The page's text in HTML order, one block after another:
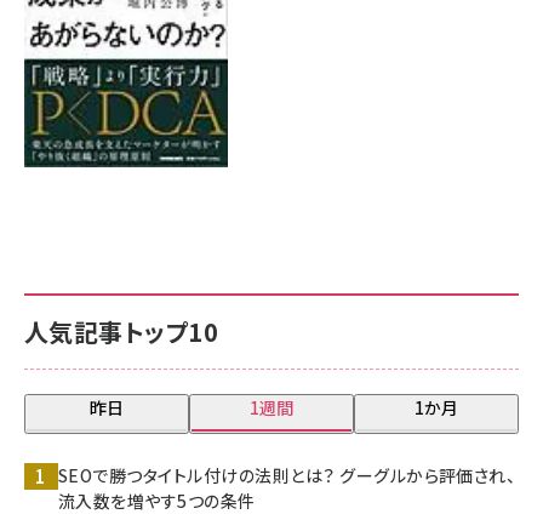
人気記事トップ10
昨日 1週間 1か月
SEOで勝つタイトル付けの法則とは？ グーグルから評価され、
流入数を増やす5つの条件